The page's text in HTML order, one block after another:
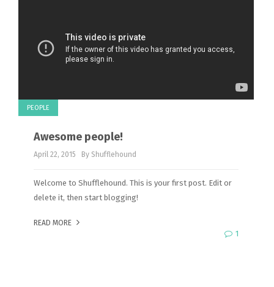
PEOPLE
Awesome people!
April 22, 2015 By Shufflehound
Welcome to Shufflehound. This is your first post. Edit or
delete it, then start blogging!
READ MORE
1